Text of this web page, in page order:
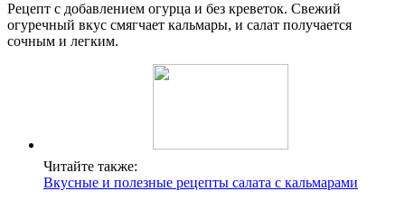
Рецепт с добавлением огурца и без креветок. Свежий
огуречный вкус смягчает кальмары, и салат получается
сочным и легким.
Читайте также:
Вкусные и полезные рецепты салата с кальмарами